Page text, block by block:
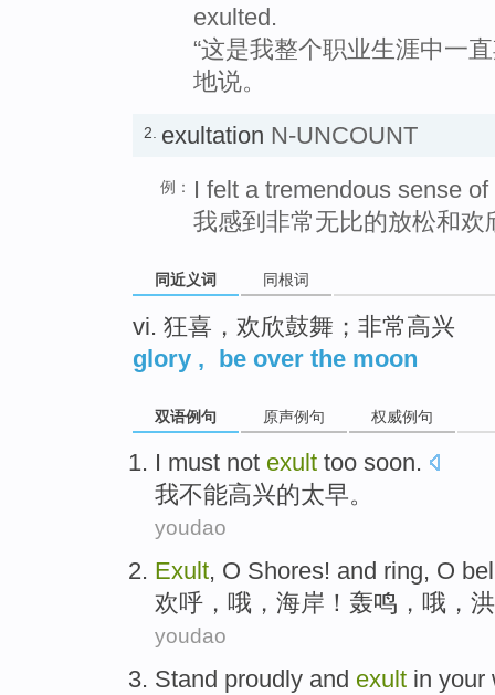
exulted.
“这是我整个职业生涯中一
地说。
2. exultation N-UNCOUNT
例：
I felt a tremendous sense
我感到非常无比的放松和欢
同近义词 同根词
vi. 狂喜，欢欣鼓舞；非常高兴
glory , be over the moon
双语例句 原声例句 权威例句
I must not exult too soon.
我不能高兴的太早。
youdao
Exult, O Shores! and ring, O
欢呼， 哦 ， 海岸 ！ 轰鸣 ，哦，
youdao
Stand proudly and exult in your